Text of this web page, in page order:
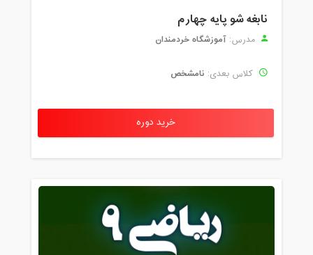
نابغه شو پایه چهارم
مدرس: آموزشگاه خردمندان
کلاس بعدی: نامشخص
خرید دوره